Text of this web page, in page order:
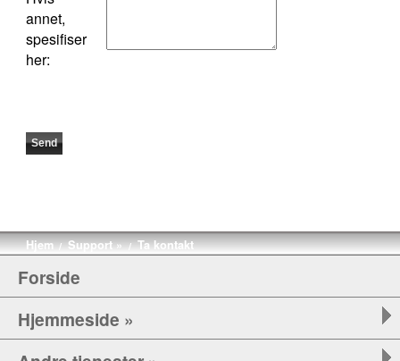
annet,
spesifiser
her:
Hjem / Support » / Ta kontakt
Forside
Hjemmeside »